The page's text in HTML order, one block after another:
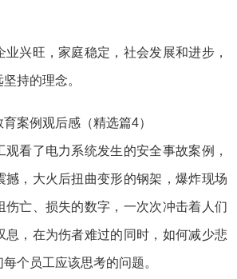
兴旺，家庭稳定，社会发展和进步，
持的理念。
案例观后感（精选篇4）
看了电力系统发生的安全事故案例，
撼，大火后扭曲变形的钢架，爆炸现场
伤亡、损失的数字，一次次冲击着人们
息，在为伤者难过的同时，如何减少悲
个员工应该思考的问题。